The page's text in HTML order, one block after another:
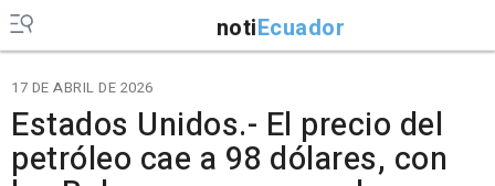
notiEcuador
17 DE ABRIL DE 2026
Estados Unidos.- El precio del
petróleo cae a 98 dólares, con